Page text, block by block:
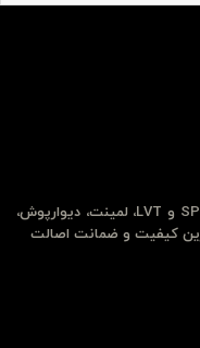
واردکننده و تأمین کنندهٔ تخصصی کفپوش SPC و LVT، لمینت، دیوارپوش،
کیفیت و ضمانت اصالت